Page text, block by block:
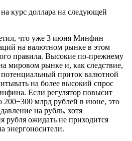
курс доллара на следующей
что уже 3 июня Минфин
на валютном рынке в этом
правила. Высокие по-прежнему
мировом рынке и, как следствие,
приток валютной
на более высокий спрос
Если регулятор повысит
млрд рублей в июне, это
на рубль, хотя
рубля ожидать не приходится
энергоносители.